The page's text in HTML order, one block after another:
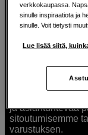
Olemme
auttaneet luovia
Tarjoamme
muun muassa
musiikin ja
muuttuvat
ja asiantuntevaa
sitoutumisemme
varustuksen.
verkkokaupassa.
sinulle inspiraatiota ja
sinulle. Voit tietysti
Lue lisää siitä,